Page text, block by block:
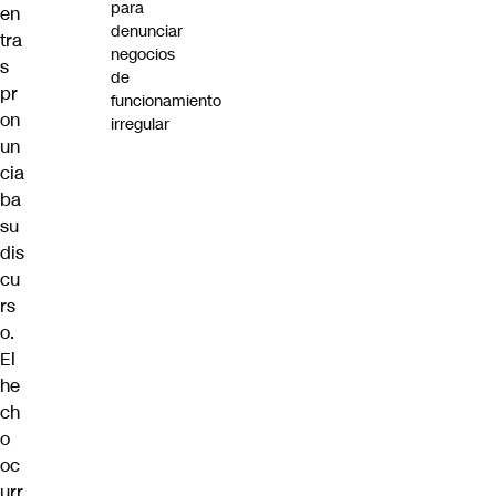
en
tra
s
pr
on
un
cia
ba
su
dis
cu
rs
o.
El
he
ch
o
oc
para
denunciar
negocios
de
funcionamiento
irregular